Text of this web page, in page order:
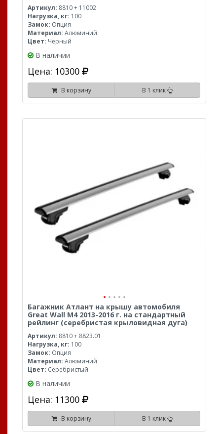
Артикул: 8810 + 11002
Нагрузка, кг: 100
Замок: Опция
Материал: Алюминий
Цвет: Черный
В наличии
Цена: 10300
В корзину В 1 клик
Багажник Атлант на крышу автомобиля
Great Wall M4 2013-2016 г. на стандартный
рейлинг (серебристая крыловидная дуга)
Артикул: 8810 + 8823.01
Нагрузка, кг: 100
Замок: Опция
Материал: Алюминий
Цвет: Серебристый
В наличии
Цена: 11300
В корзину В 1 клик